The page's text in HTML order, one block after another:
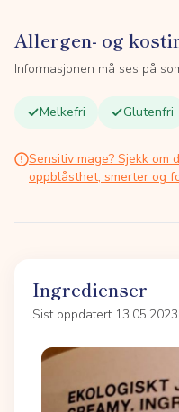
Allergen- og
Informasjonen må ses på
Melkefri Glutenfri
Sensitiv mage? Sjekk
oppblåsthet, smerter og
Ingredienser
Sist oppdatert 13.05.2023